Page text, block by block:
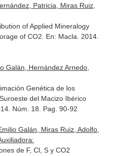
Patricia, Miras Ruiz,
of Applied Mineralogy
of CO2. En: Macla . 2014.
Galán, Hernández Arnedo,
Genética de los
del Macizo Ibérico
Núm. 18. Pag. 90-92
Galán, Miras Ruiz, Adolfo,
de F, Cl, S y CO2